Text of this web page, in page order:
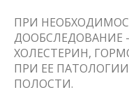
ПРИ
ДООБСЛЕДОВАНИЕ
ХОЛЕСТЕРИН,
ПРИ ЕЕ
ПОЛОСТИ.